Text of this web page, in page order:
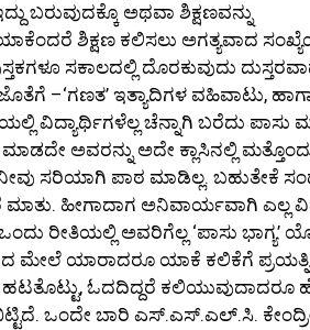
ಬರುವುದಕ್ಕೊ ಅಥವಾ ಶಿಕ್ಷಣವನ್ನು
ಶಿಕ್ಷಣ ಕಲಿಸಲು ಅಗತ್ಯವಾದ
ಸಕಾಲದಲ್ಲಿ ದೊರಕುವುದು
–‘ಗಣತ’ ಇತ್ಯಾದಿಗಳ ವಹಿವಾಟು,
ವಿದ್ಯಾರ್ಥಿಗಳೆಲ್ಲ ಚೆನ್ನಾಗಿ ಬರೆದು ಪಾಸು
ಅವರನ್ನು ಅದೇ ಕ್ಲಾಸಿನಲ್ಲಿ
ನೀವು ಸರಿಯಾಗಿ ಪಾಠ ಮಾಡಿಲ್ಲ. ಬಹುತೇಕೆ
ಮಾತು. ಹೀಗಾದಾಗ ಅನಿವಾರ್ಯವಾಗಿ ಎಲ್ಲ
ರೀತಿಯಲ್ಲಿ ಅವರಿಗೆಲ್ಲ ‘ಪಾಸು ಭಾಗ್ಯ’
ಮೇಲೆ ಯಾರಾದರೂ ಯಾಕೆ ಕಲಿಕೆಗೆ
ಹಟತೊಟ್ಟು, ಓದದಿದ್ದರೆ ಕಲಿಯುವುದಾದರೂ
ಒಂದೇ ಬಾರಿ ಎಸ್.ಎಸ್.ಎಲ್.ಸಿ.